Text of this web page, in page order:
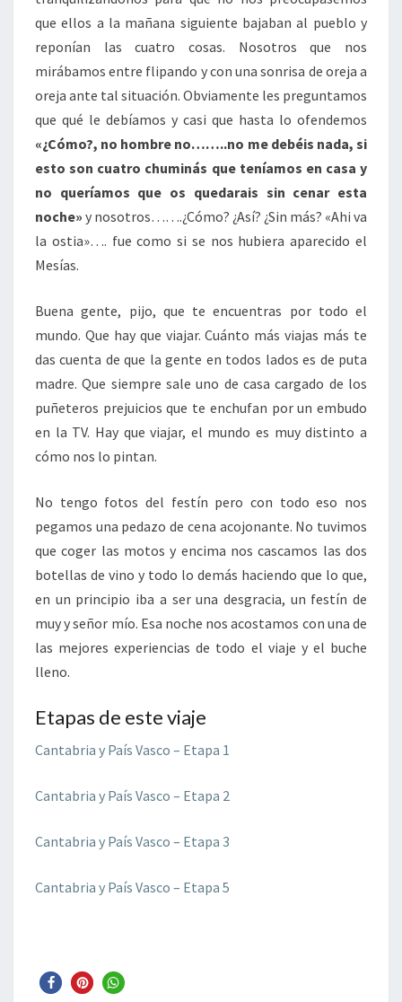
que ellos a la mañana siguiente bajaban al pueblo y
reponían las cuatro cosas. Nosotros que nos
mirábamos entre flipando y con una sonrisa de oreja a
oreja ante tal situación. Obviamente les preguntamos
que qué le debíamos y casi que hasta lo ofendemos
«¿Cómo?, no hombre no……..no me debéis nada, si
esto son cuatro chuminás que teníamos en casa y
no queríamos que os quedarais sin cenar esta
noche» y nosotros…….¿Cómo? ¿Así? ¿Sin más? «Ahi va
la ostia»…. fue como si se nos hubiera aparecido el
Mesías.
Buena gente, pijo, que te encuentras por todo el
mundo. Que hay que viajar. Cuánto más viajas más te
das cuenta de que la gente en todos lados es de puta
madre. Que siempre sale uno de casa cargado de los
puñeteros prejuicios que te enchufan por un embudo
en la TV. Hay que viajar, el mundo es muy distinto a
cómo nos lo pintan.
No tengo fotos del festín pero con todo eso nos
pegamos una pedazo de cena acojonante. No tuvimos
que coger las motos y encima nos cascamos las dos
botellas de vino y todo lo demás haciendo que lo que,
en un principio iba a ser una desgracia, un festín de
muy y señor mío. Esa noche nos acostamos con una de
las mejores experiencias de todo el viaje y el buche
lleno.
Etapas de este viaje
Cantabria y País Vasco – Etapa 1
Cantabria y País Vasco – Etapa 2
Cantabria y País Vasco – Etapa 3
Cantabria y País Vasco – Etapa 5